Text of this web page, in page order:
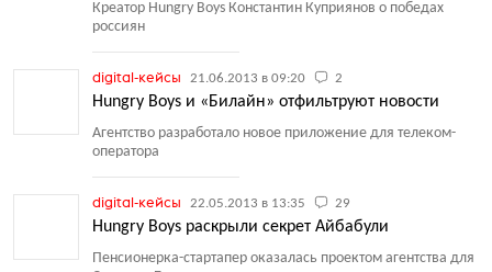
Креатор Hungry Boys Константин Куприянов о победах
россиян
digital-кейсы 21.06.2013 в 09:20 2
Hungry Boys и «Билайн» отфильтруют новости
Агентство разработало новое приложение для телеком-
оператора
digital-кейсы 22.05.2013 в 13:35 29
Hungry Boys раскрыли секрет Айбабули
Пенсионерка-стартапер оказалась проектом агентства для